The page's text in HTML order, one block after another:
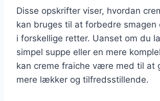
Disse opskrifter viser, hvordan
kan bruges til at forbedre smagen
i forskellige retter. Uanset om du
simpel suppe eller en mere
kan creme fraiche være med til at
mere lækker og tilfredsstillende.